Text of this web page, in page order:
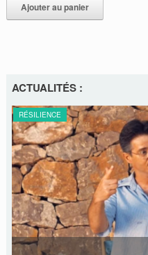
Ajouter au panier
ACTUALITÉS :
RÉSILIENCE